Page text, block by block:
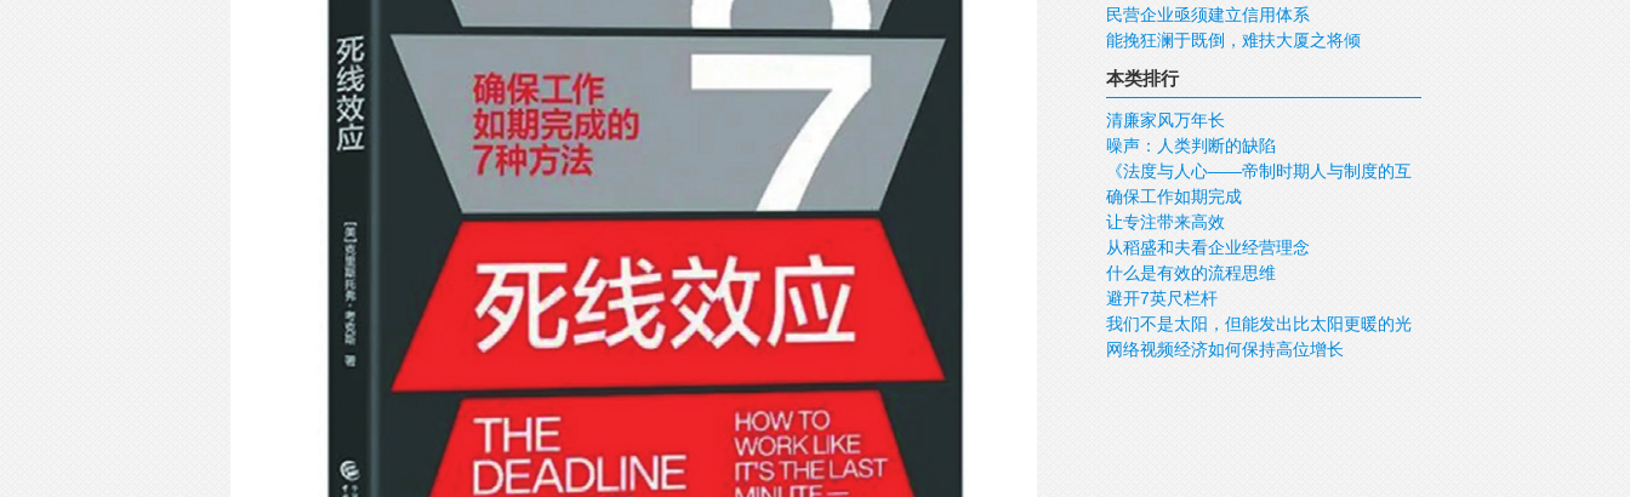
民营企业亟须建立信用体系
能挽狂澜于既倒，难扶大厦之将倾
本类排行
清廉家风万年长
噪声：人类判断的缺陷
《法度与人心——帝制时期人与制度的互
动》
确保工作如期完成
让专注带来高效
从稻盛和夫看企业经营理念
什么是有效的流程思维
避开7英尺栏杆
我们不是太阳，但能发出比太阳更暖的光
网络视频经济如何保持高位增长